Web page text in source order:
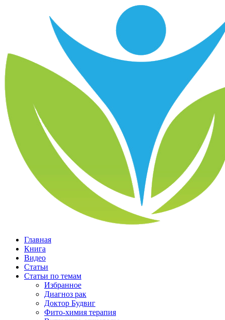
Главная
Книга
Видео
Статьи
Статьи по темам
Избранное
Диагноз рак
Доктор Будвиг
Фито-химия терапия